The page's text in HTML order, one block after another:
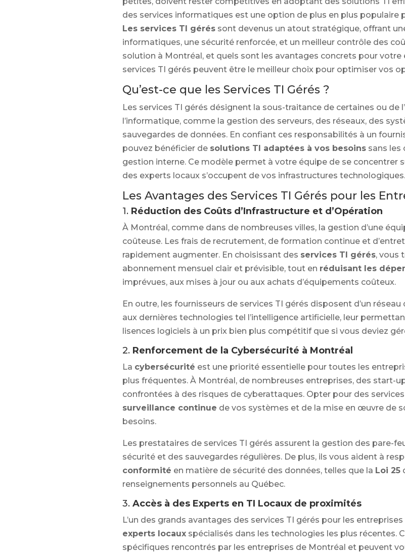
des services informatiques est une option de plus en plus populaire
Les services TI géréssont devenus un atout stratégique, offrant
informatiques, une sécurité renforcée, et un meilleur contrôle des
solution à Montréal, et quels sont les avantages concrets pour
services TI gérés peuvent être le meilleur choix pour optimiser vos
Qu’est-ce que les Services TI Gérés ?
Les services TI gérés désignent la sous-traitance de certaines ou de
l’informatique, comme la gestion des serveurs, des réseaux, des
sauvegardes de données. En confiant ces responsabilités à un
pouvez bénéficier de solutions TI adaptées à vos besoinssans les
gestion interne. Ce modèle permet à votre équipe de se concentrer
des experts locaux s’occupent de vos infrastructures technologiques.
Les Avantages des Services TI Gérés pour les
1. Réduction des Coûts d’Infrastructure et d’Opération
À Montréal, comme dans de nombreuses villes, la gestion d’une
coûteuse. Les frais de recrutement, de formation continue et
rapidement augmenter. En choisissant des services TI gérés, vous
abonnement mensuel clair et prévisible, tout en réduisant les
imprévues, aux mises à jour ou aux achats d’équipements coûteux.
En outre, les fournisseurs de services TI gérés disposent d’un
aux dernières technologies tel l’intelligence artificielle, leur
lisences logiciels à un prix bien plus compétitif que si vous deviez
2. Renforcement de la Cybersécurité à Montréal
La cybersécurité est une priorité essentielle pour toutes les
plus fréquentes. À Montréal, de nombreuses entreprises, des start-
confrontées à des risques de cyberattaques. Opter pour des
surveillance continue de vos systèmes et de la mise en œuvre de
besoins.
Les prestataires de services TI gérés assurent la gestion des pare-
sécurité et des sauvegardes régulières. De plus, ils vous aident à
conformité en matière de sécurité des données, telles que la Loi 25
renseignements personnels au Québec.
3. Accès à des Experts en TI Locaux de proximités
L’un des grands avantages des services TI gérés pour les
experts locauxspécialisés dans les technologies les plus récentes.
spécifiques rencontrés par les entreprises de Montréal et peuvent